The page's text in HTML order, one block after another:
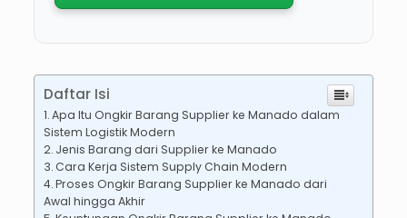
Daftar Isi
Apa Itu Ongkir Barang Supplier ke Manado dalam
Sistem Logistik Modern
Jenis Barang dari Supplier ke Manado
Cara Kerja Sistem Supply Chain Modern
Proses Ongkir Barang Supplier ke Manado dari
Awal hingga Akhir